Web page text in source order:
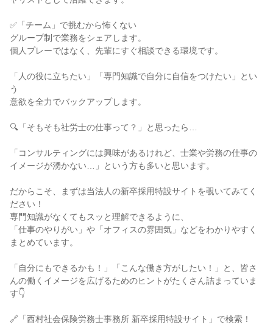
✅「チーム」で挑むから怖くない
グループ制で業務をシェアします。
個人プレーではなく、先輩にすぐ相談できる環境です。
「人の役に立ちたい」「専門知識で自分に自信をつけたい」とい
う
意欲を全力でバックアップします。
🔍「そもそも社労士の仕事って？」と思ったら…
「コンサルティングには興味があるけれど、士業や労務の仕事の
イメージが湧かない…」という方も多いと思います。
だからこそ、まずは当法人の新卒採用特設サイトを覗いてみてく
ださい！
専門知識がなくてもスッと理解できるように、
「仕事のやりがい」や「オフィスの雰囲気」などをわかりやすく
まとめています。
「自分にもできるかも！」「こんな働き方がしたい！」と、皆さ
んの働くイメージを広げるためのヒントがたくさん詰まっていま
す👇
🔗「西村社会保険労務士事務所 新卒採用特設サイト」で検索！